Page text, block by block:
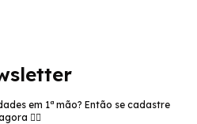
em 1ª mão? Então se cadastre
👉🏻